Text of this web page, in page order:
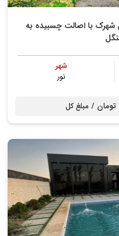
مشجر 350 متری شهرک با اصالت چسبیده به
شهر
نور
مبلغ کل